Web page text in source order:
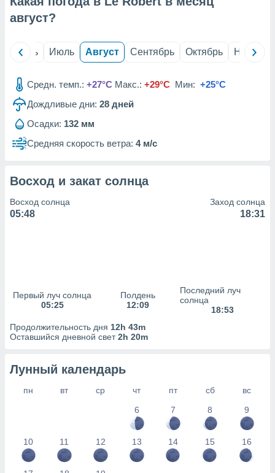
из
данных
наших 1199
август?
Июнь Июль Август Сентябрь Октябрь Ноябрь
Средн. темп.: +27°C Макс.: +29°C Мин: +25°C
Дождливые дни: 28 дней
Осадки: 132 мм
Средняя скорость ветра: 4 м/с
Восход и закат солнца
Восход солнца
05:48
Заход солнца
18:31
Первый луч солнца
05:25
Полдень
12:09
Последний луч
солнца
18:53
Продолжительность дня 12h 43m
Оставшийся дневной свет2h 20m
Лунный календарь
пн вт ср чт пт сб
вс
6
7 8 9
10 11 12 13 14 15 16